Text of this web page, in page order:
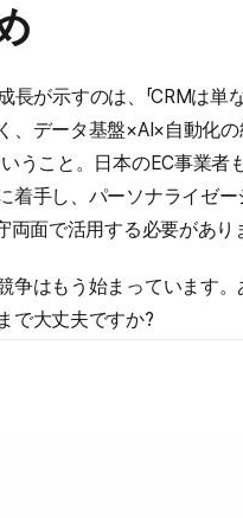
長が示すのは、「CRMは単
、データ基盤×AI×自動化
いうこと。日本のEC事業者
着手し、パーソナライゼ
両面で活用する必要があり
争はもう始まっています。
で大丈夫ですか?